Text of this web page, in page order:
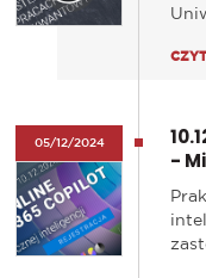
05/12/2024
-